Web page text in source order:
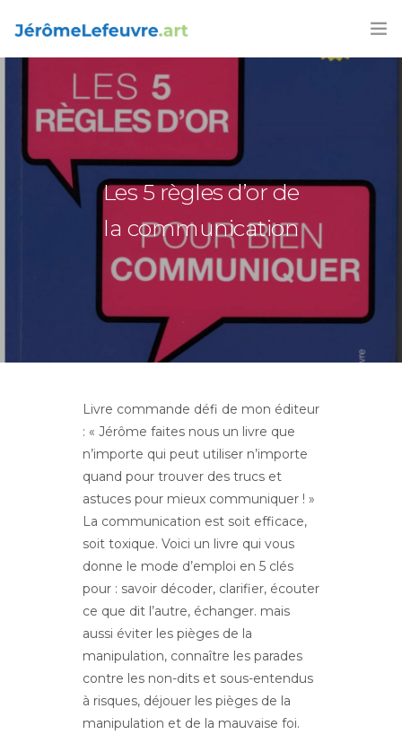
Les 5 règles d’or de
la communication
Livre commande défi de mon éditeur
: « Jérôme faites nous un livre que
n’importe qui peut utiliser n’importe
quand pour trouver des trucs et
astuces pour mieux communiquer ! »
La communication est soit efficace,
soit toxique. Voici un livre qui vous
donne le mode d’emploi en 5 clés
pour : savoir décoder, clarifier, écouter
ce que dit l’autre, échanger. mais
aussi éviter les pièges de la
manipulation, connaître les parades
contre les non-dits et sous-entendus
à risques, déjouer les pièges de la
manipulation et de la mauvaise foi.